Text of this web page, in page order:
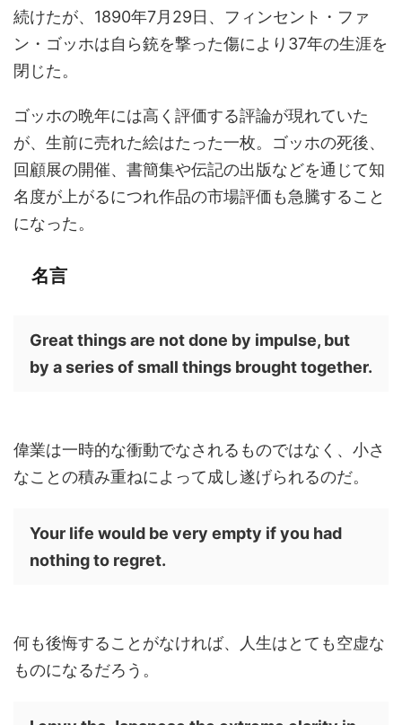
続けたが、1890年7月29日、フィンセント・ファ
ン・ゴッホは自ら銃を撃った傷により37年の生涯を
閉じた。
ゴッホの晩年には高く評価する評論が現れていた
が、生前に売れた絵はたった一枚。ゴッホの死後、
回顧展の開催、書簡集や伝記の出版などを通じて知
名度が上がるにつれ作品の市場評価も急騰すること
になった。
名言
Great things are not done by impulse, but
by a series of small things brought together.
偉業は一時的な衝動でなされるものではなく、小さ
なことの積み重ねによって成し遂げられるのだ。
Your life would be very empty if you had
nothing to regret.
何も後悔することがなければ、人生はとても空虚な
ものになるだろう。